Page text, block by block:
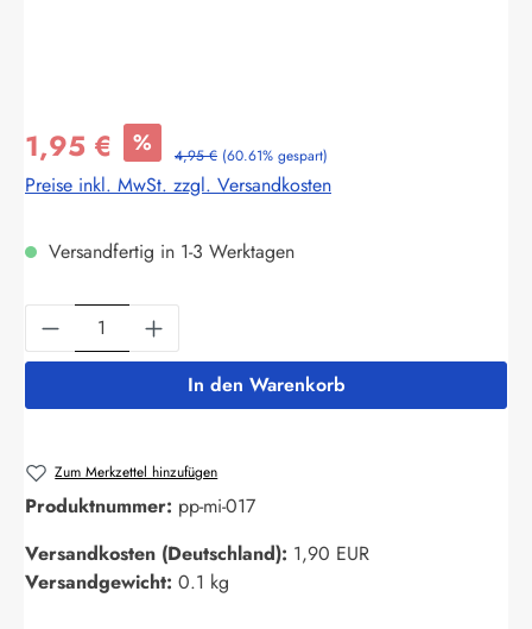
1,95 € % 4,95 € (60.61% gespart)
Preise inkl. MwSt. zzgl. Versandkosten
Versandfertig in 1-3 Werktagen
Produkt Anzahl: Gib den gewünschten
In den Warenkorb
Zum Merkzettel hinzufügen
Produktnummer: pp-mi-017
Versandkosten (Deutschland): 1,90 EUR
Versandgewicht: 0.1 kg